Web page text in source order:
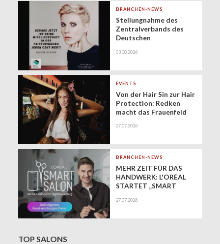
BRANCHEN-NEWS
Stellungnahme des
Zentralverbands des
Deutschen
Zukunft der
(Minijobs)
03.08.2026
EVENTS
Von der Hair Sin zur Hair
Protection: Redken
macht das Frauenfeld
gesundes Haar
27.07.2026
BRANCHEN-NEWS
MEHR ZEIT FÜR DAS
HANDWERK: L'ORÉAL
STARTET „SMART
EXKLUSIVEN BUSINESS-
27.07.2026
TOP SALONS